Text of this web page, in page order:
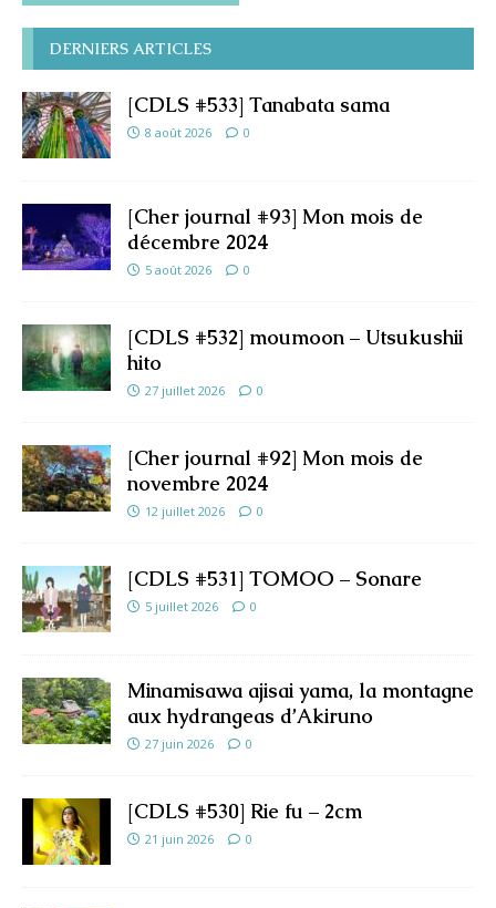
DERNIERS ARTICLES
[CDLS #533] Tanabata sama
8 août 2026 0
[Cher journal #93] Mon mois de
décembre 2024
5 août 2026 0
[CDLS #532] moumoon – Utsukushii
hito
27 juillet 2026 0
[Cher journal #92] Mon mois de
novembre 2024
12 juillet 2026 0
[CDLS #531] TOMOO – Sonare
5 juillet 2026 0
Minamisawa ajisai yama, la montagne
aux hydrangeas d’Akiruno
27 juin 2026 0
[CDLS #530] Rie fu – 2cm
21 juin 2026 0